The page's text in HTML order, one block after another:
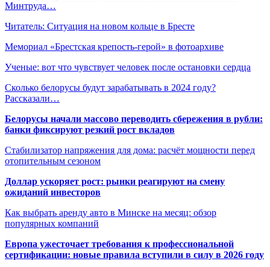
Минтруда…
Читатель: Ситуация на новом кольце в Бресте
Мемориал «Брестская крепость-герой» в фотоархиве
Ученые: вот что чувствует человек после остановки сердца
Сколько белорусы будут зарабатывать в 2024 году?
Рассказали…
Белорусы начали массово переводить сбережения в рубли:
банки фиксируют резкий рост вкладов
Стабилизатор напряжения для дома: расчёт мощности перед
отопительным сезоном
Доллар ускоряет рост: рынки реагируют на смену
ожиданий инвесторов
Как выбрать аренду авто в Минске на месяц: обзор
популярных компаний
Европа ужесточает требования к профессиональной
сертификации: новые правила вступили в силу в 2026 году